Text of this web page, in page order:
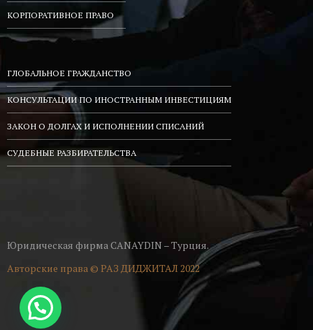
КОРПОРАТИВНОЕ ПРАВО
ГЛОБАЛЬНОЕ ГРАЖДАНСТВО
КОНСУЛЬТАЦИИ ПО ИНОСТРАННЫМ ИНВЕСТИЦИЯМ
ЗАКОН О ДОЛГАХ И ИСПОЛНЕНИИ СПИСАНИЙ
СУДЕБНЫЕ РАЗБИРАТЕЛЬСТВА
Юридическая фирма CANAYDIN – Турция.
Авторские права © РАЗ ДИДЖИТАЛ 2022